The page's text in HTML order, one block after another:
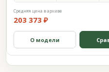
Средняя цена в архиве
203 373 ₽
О модели